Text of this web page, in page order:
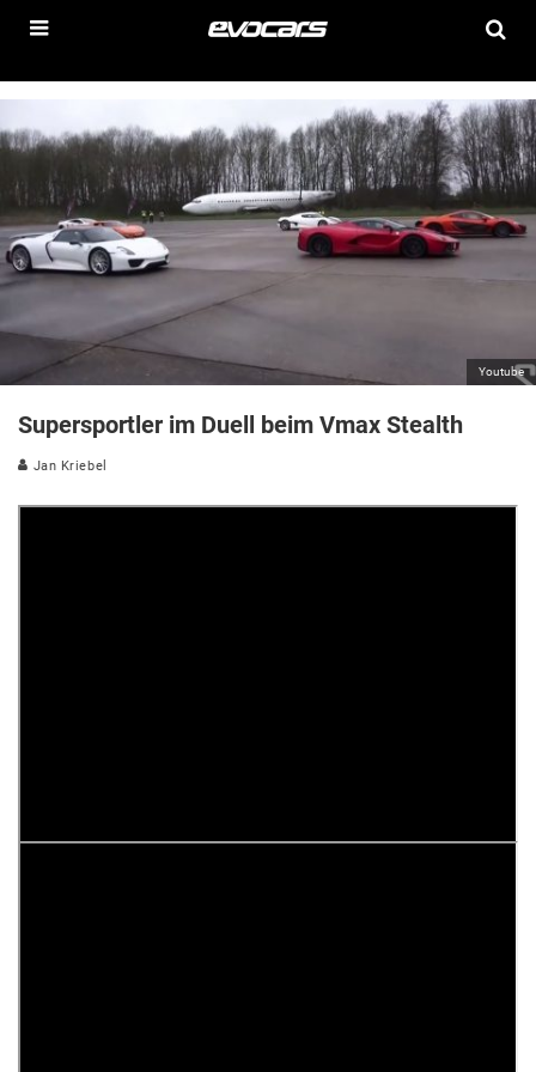
Youtube
Supersportler im Duell beim Vmax Stealth
Jan Kriebel